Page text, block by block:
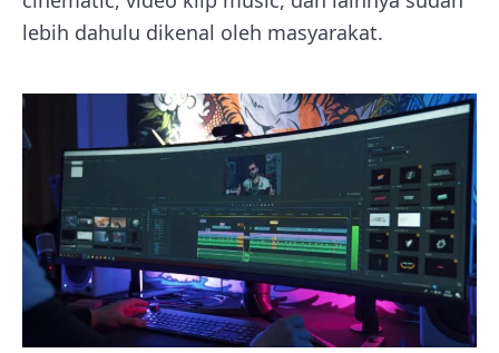
lebih dahulu dikenal oleh masyarakat.